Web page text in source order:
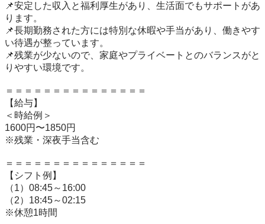
📌安定した収入と福利厚生があり、生活面でもサポートがあ
ります。
📌長期勤務された方には特別な休暇や手当があり、働きやす
い待遇が整っています。
📌残業が少ないので、家庭やプライベートとのバランスがと
りやすい環境です。
＝＝＝＝＝＝＝＝＝＝＝＝＝＝＝
【給与】
＜時給例＞
1600円〜1850円
※残業・深夜手当含む
＝＝＝＝＝＝＝＝＝＝＝＝＝＝＝
【シフト例】
（1）08:45～16:00
（2）18:45～02:15
※休憩1時間